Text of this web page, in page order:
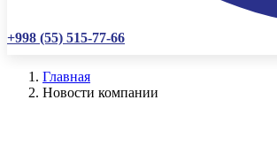
+998 (55) 515-77-66
Главная
Новости компании